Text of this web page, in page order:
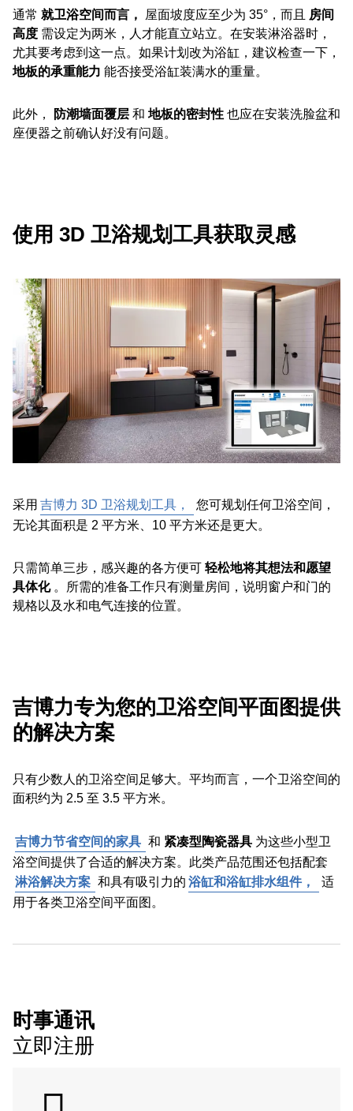
通常 就卫浴空间而言， 屋面坡度应至少为 35°，而且
房间
高度 需设定为两米，人才能直立站立。在安装淋浴器时，
尤其要考虑到这一点。如果计划改为浴缸，建议检查一下，
地板的承重能力 能否接受浴缸装满水的重量。
此外， 防潮墙面覆层 和 地板的密封性 也应在安装洗脸盆和
座便器之前确认好没有问题。
使用 3D 卫浴规划工具获取灵感
采用 吉博力 3D 卫浴规划工具，
您可规划任何卫浴空间，
无论其面积是 2 平方米、10 平方米还是更大。
只需简单三步，感兴趣的各方便可 轻松地将其想法和愿望
具体化。所需的准备工作只有测量房间，说明窗户和门的
规格以及水和电气连接的位置。
吉博力专为您的卫浴空间平面图提供
的解决方案
只有少数人的卫浴空间足够大。平均而言，一个卫浴空间的
面积约为 2.5 至 3.5 平方米。
吉博力节省空间的家具 和 紧凑型陶瓷器具 为这些小型卫
浴空间提供了合适的解决方案。此类产品范围还包括配套
淋浴解决方案 和具有吸引力的 浴缸和浴缸排水组件，
适
用于各类卫浴空间平面图。
时事通讯
立即注册